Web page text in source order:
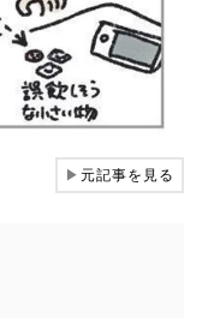
▶元記事を見る